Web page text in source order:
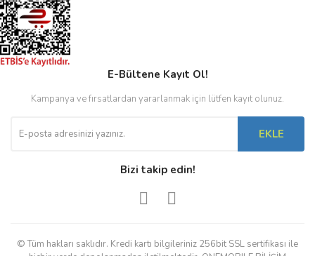
E-Bültene Kayıt Ol!
Kampanya ve fırsatlardan yararlanmak için lütfen kayıt olunuz.
EKLE
Bizi takip edin!
© Tüm hakları saklıdır. Kredi kartı bilgileriniz 256bit SSL sertifikası ile